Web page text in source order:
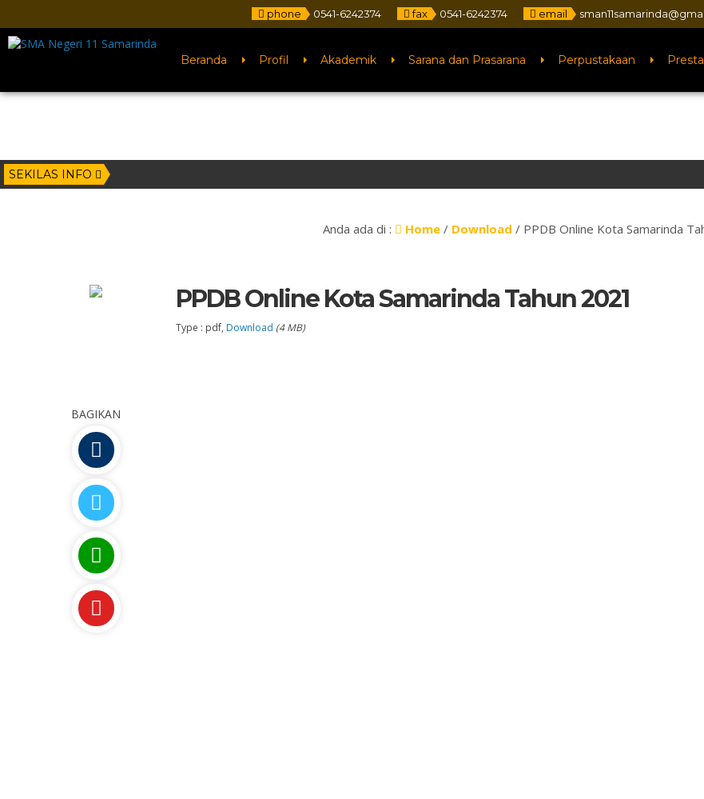
phone 0541-6242374 fax 0541-6242374 email
Beranda Profil Akademik Sarana dan Prasarana Perpustakaan
SEKILAS INFO
Anda ada di : Home/ Download / PPDB Online Kota Samarinda
PPDB Online Kota Samarinda Tahun 2021
Type : pdf, Download (4 MB)
BAGIKAN